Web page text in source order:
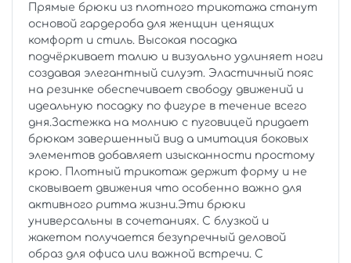
Прямые брюки из плотного трикотажа станут
основой гардероба для женщин ценящих
комфорт и стиль. Высокая посадка
подчёркивает талию и визуально удлиняет ноги
создавая элегантный силуэт. Эластичный пояс
на резинке обеспечивает свободу движений и
идеальную посадку по фигуре в течение всего
дня.Застежка на молнию с пуговицей придает
брюкам завершенный вид а имитация боковых
элементов добавляет изысканности простому
крою. Плотный трикотаж держит форму и не
сковывает движения что особенно важно для
активного ритма жизни.Эти брюки
универсальны в сочетаниях. С блузкой и
жакетом получается безупречный деловой
образ для офиса или важной встречи. С